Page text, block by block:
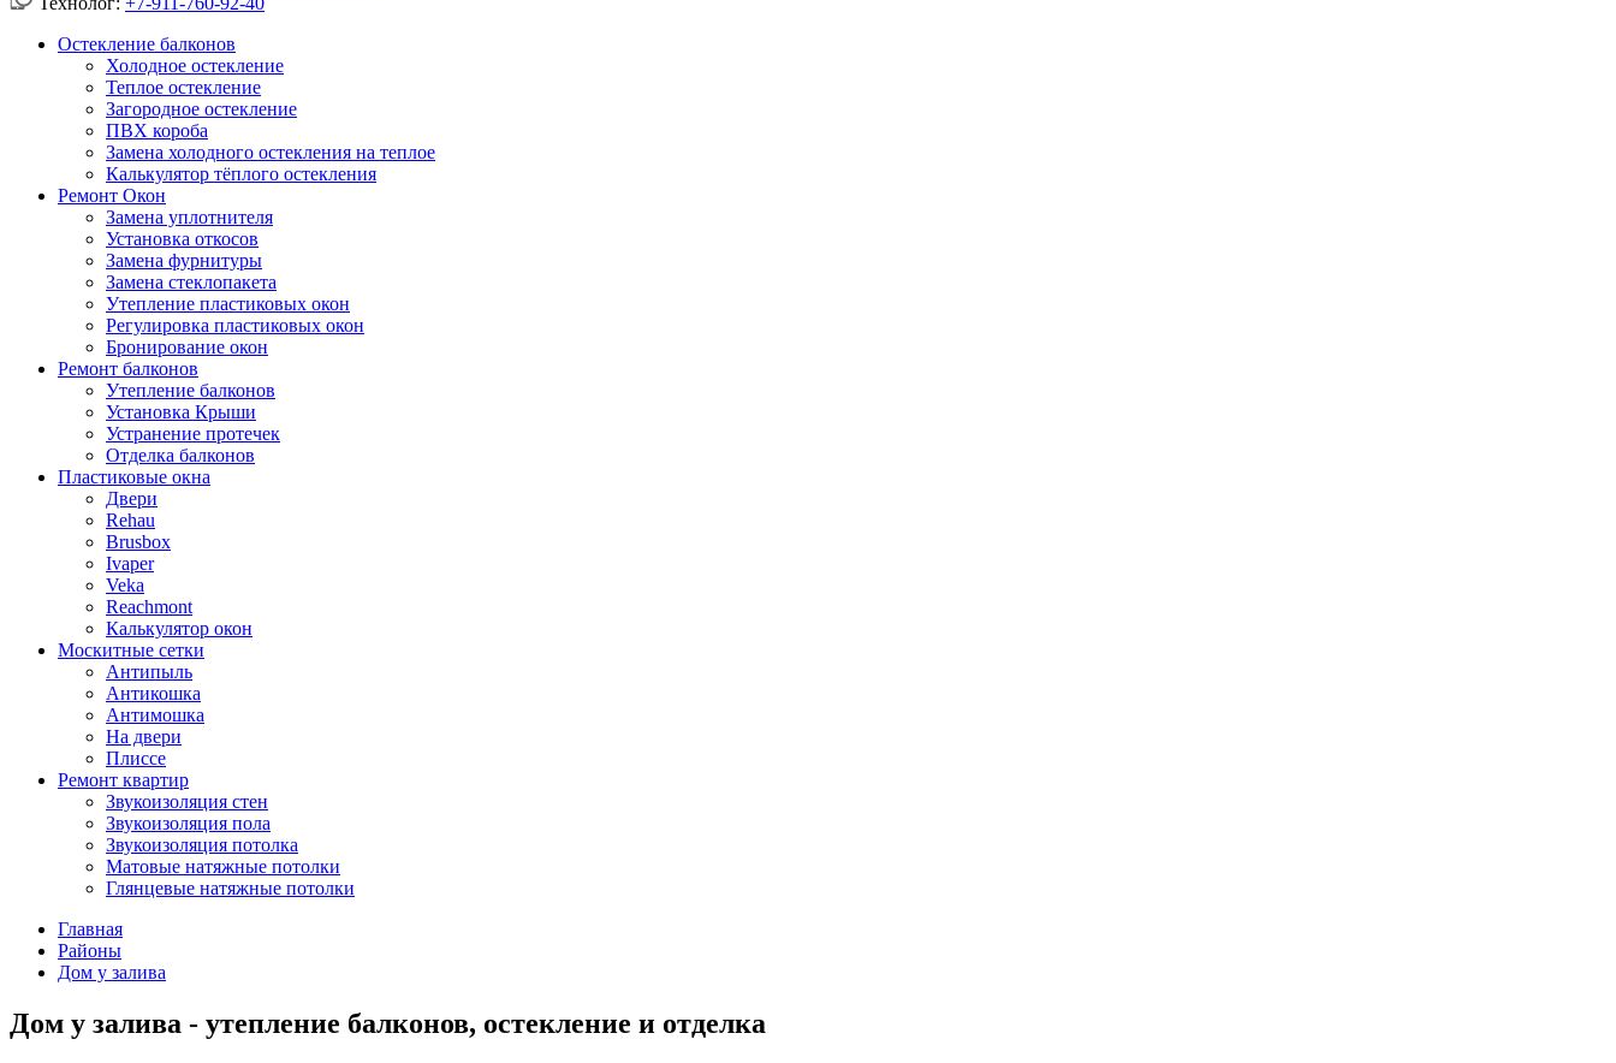
Остекление балконов
Холодное остекление
Теплое остекление
Загородное остекление
ПВХ короба
Замена холодного остекления на теплое
Калькулятор тёплого остекления
Ремонт Окон
Замена уплотнителя
Установка откосов
Замена фурнитуры
Замена стеклопакета
Утепление пластиковых окон
Регулировка пластиковых окон
Бронирование окон
Ремонт балконов
Утепление балконов
Установка Крыши
Устранение протечек
Отделка балконов
Пластиковые окна
Двери
Rehau
Brusbox
Ivaper
Veka
Reachmont
Калькулятор окон
Москитные сетки
Антипыль
Антикошка
Антимошка
На двери
Плиссе
Ремонт квартир
Звукоизоляция стен
Звукоизоляция пола
Звукоизоляция потолка
Матовые натяжные потолки
Глянцевые натяжные потолки
Главная
Районы
Дом у залива
Дом у залива - утепление балконов, остекление и отделка